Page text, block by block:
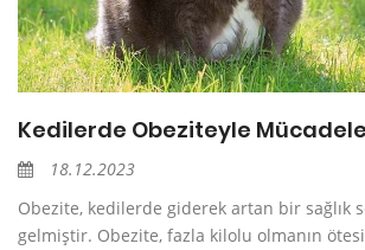
Kedilerde Obeziteyle Mücadele
18.12.2023
Obezite, kedilerde giderek artan bir sağlık
gelmiştir. Obezite, fazla kilolu olmanın